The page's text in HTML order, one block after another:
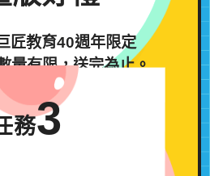
匠教育40週年限定
量有限，送完為止。
務3